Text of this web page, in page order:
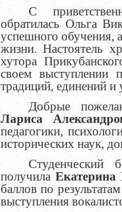
С
обратилась Ольга
успешного обучения,
жизни. Настоятель
хутора
своем выступлении
традиций, единений и
Добрые
Лариса
педагогики,
исторических наук,
Студенческий
получила
баллов по
выступления